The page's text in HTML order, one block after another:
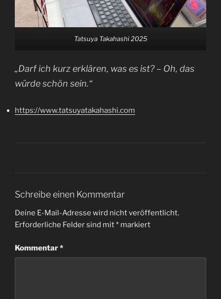
Tatsuya Takahashi 2025
„Darf ich kurz erklären, was es ist? – Oh, das
würde schön sein.“
https://www.tatsuyatakahashi.com
Schreibe einen Kommentar
Deine E-Mail-Adresse wird nicht veröffentlicht.
Erforderliche Felder sind mit* markiert
Kommentar*